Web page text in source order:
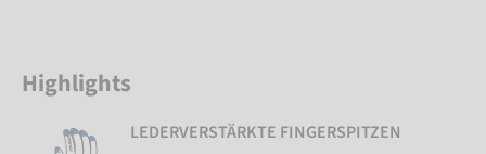
Highlights
LEDERVERSTÄRKTE FINGERSPITZEN